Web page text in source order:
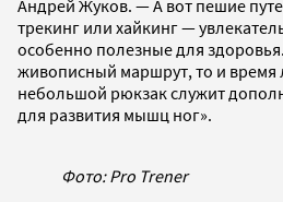
Андрей Жуков. — А вот пешие
трекинг или хайкинг —
особенно полезные для
живописный маршрут, то и время
небольшой рюкзак служит
для развития мышц ног».
Фото: Pro Trener